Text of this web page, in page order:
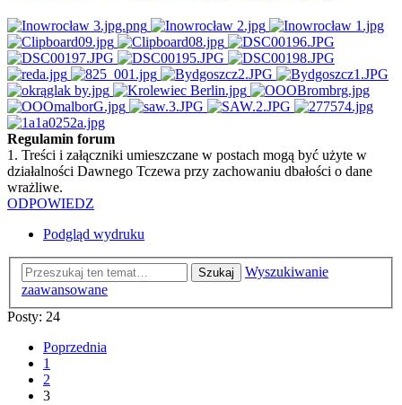
Regulamin forum
1. Treści i załączniki umieszczane w postach mogą być użyte w
działalności Dawnego Tczewa przy zachowaniu dbałości o dane
wrażliwe.
ODPOWIEDZ
Podgląd wydruku
Szukaj
Wyszukiwanie
zaawansowane
Posty: 24
Poprzednia
1
2
3